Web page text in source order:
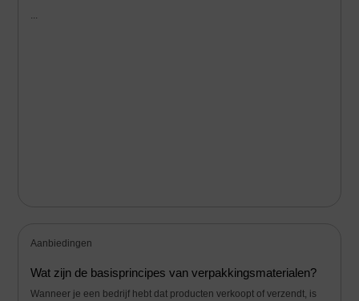
...
Aanbiedingen
Wat zijn de basisprincipes van verpakkingsmaterialen?
Wanneer je een bedrijf hebt dat producten verkoopt of verzendt, is